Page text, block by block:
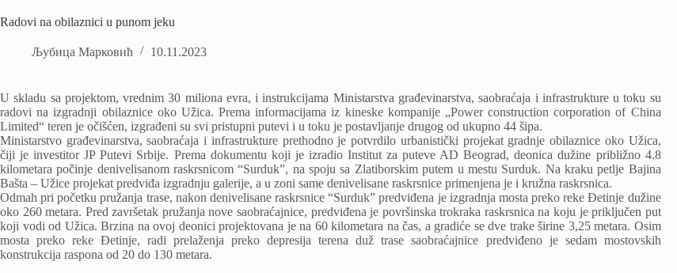
Radovi na obilaznici u punom jeku
Љубица Марковић 10.11.2023
U skladu sa projektom, vrednim 30 miliona evra, i instrukcijama Ministarstva građevinarstva, saobraćaja i infrastrukture u toku su
radovi na izgradnji obilaznice oko Užica. Prema informacijama iz kineske kompanije „Power construction corporation of China
Limited“ teren je očišćen, izgrađeni su svi pristupni putevi i u toku je postavljanje drugog od ukupno 44 šipa.
Ministarstvo građevinarstva, saobraćaja i infrastrukture prethodno je potvrdilo urbanistički projekat gradnje obilaznice oko Užica,
čiji je investitor JP Putevi Srbije. Prema dokumentu koji je izradio Institut za puteve AD Beograd, deonica dužine približno 4.8
kilometara počinje denivelisanom raskrsnicom “Surduk”, na spoju sa Zlatiborskim putem u mestu Surduk. Na kraku petlje Bajina
Bašta – Užice projekat predviđa izgradnju galerije, a u zoni same denivelisane raskrsnice primenjena je i kružna raskrsnica.
Odmah pri početku pružanja trase, nakon denivelisane raskrsnice “Surduk” predviđena je izgradnja mosta preko reke Đetinje dužine
oko 260 metara. Pred završetak pružanja nove saobraćajnice, predviđena je površinska trokraka raskrsnica na koju je priključen put
koji vodi od Užica. Brzina na ovoj deonici projektovana je na 60 kilometara na čas, a gradiće se dve trake širine 3,25 metara. Osim
mosta preko reke Đetinje, radi prelaženja preko depresija terena duž trase saobraćajnice predviđeno je sedam mostovskih
konstrukcija raspona od 20 do 130 metara.